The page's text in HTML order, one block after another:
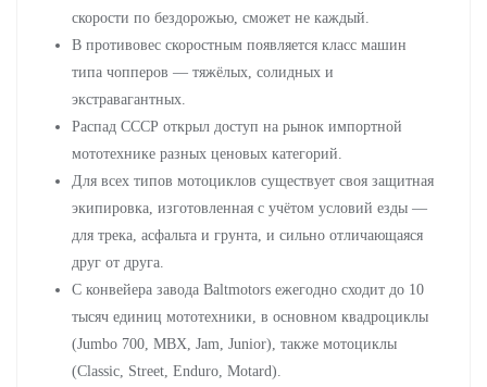
скорости по бездорожью, сможет не каждый.
В противовес скоростным появляется класс машин
типа чопперов — тяжёлых, солидных и
экстравагантных.
Распад СССР открыл доступ на рынок импортной
мототехнике разных ценовых категорий.
Для всех типов мотоциклов существует своя защитная
экипировка, изготовленная с учётом условий езды —
для трека, асфальта и грунта, и сильно отличающаяся
друг от друга.
С конвейера завода Baltmotors ежегодно сходит до 10
тысяч единиц мототехники, в основном квадроциклы
(Jumbo 700, MBX, Jam, Junior), также мотоциклы
(Classic, Street, Enduro, Motard).